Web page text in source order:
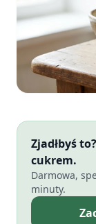
Zjadłbyś
cukrem.
Darmowa,
minuty.